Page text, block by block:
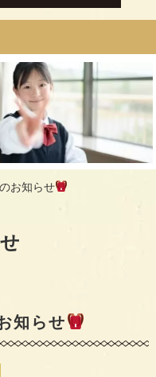
お知らせ
知らせ